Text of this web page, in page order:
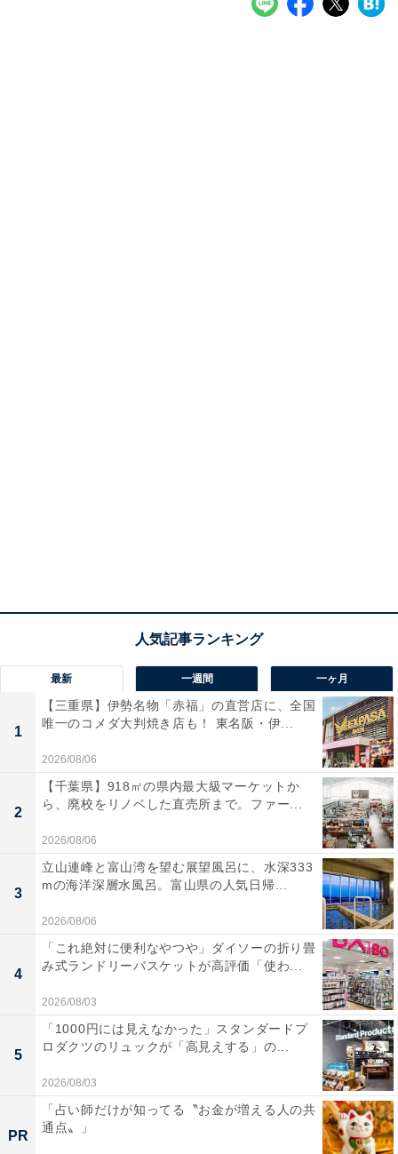
最新 一週間 一ヶ月
1
【三重県】伊勢名物「赤福」の直営店に、全国
唯一のコメダ大判焼き店も！ 東名阪・伊...
2026/08/06
2
【千葉県】918㎡の県内最大級マーケットか
ら、廃校をリノベした直売所まで。ファー...
2026/08/06
3
立山連峰と富山湾を望む展望風呂に、水深333
mの海洋深層水風呂。富山県の人気日帰...
2026/08/06
4
「これ絶対に便利なやつや」ダイソーの折り畳
み式ランドリーバスケットが高評価「使わ...
2026/08/03
5
「1000円には見えなかった」スタンダードプ
ロダクツのリュックが「高見えする」の...
2026/08/03
PR
「占い師だけが知ってる〝お金が増える人の共
通点〟」